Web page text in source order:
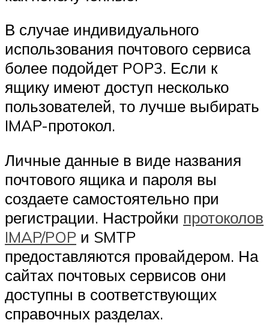
В случае индивидуального
использования почтового сервиса
более подойдет POP3. Если к
ящику имеют доступ несколько
пользователей, то лучше выбирать
IMAP-протокол.
Личные данные в виде названия
почтового ящика и пароля вы
создаете самостоятельно при
регистрации. Настройки протоколов
IMAP/POP и SMTP
предоставляются провайдером. На
сайтах почтовых сервисов они
доступны в соответствующих
справочных разделах.